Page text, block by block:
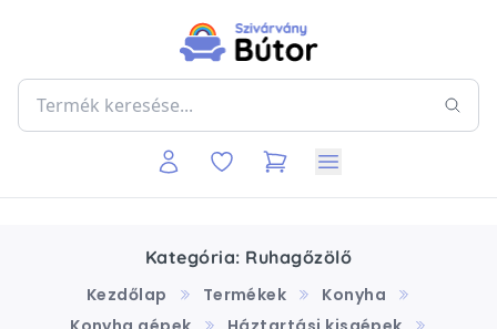
Kategória: Ruhagőzölő
Kezdőlap
Termékek
Konyha